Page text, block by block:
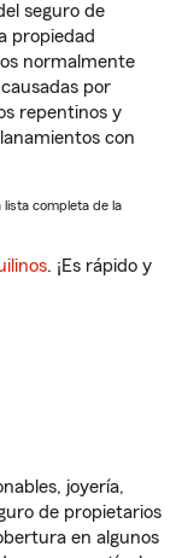
seguro de
propiedad
normalmente
por
repentinos y
con
lista completa de la
. ¡Es rápido y
joyería,
de propietarios
en algunos